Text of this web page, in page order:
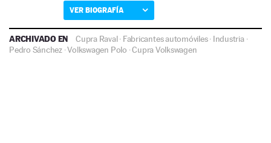
VER BIOGRAFÍA
ARCHIVADO EN Cupra Raval· Fabricantes automóviles· Industria·
Pedro Sánchez ·Volkswagen Polo ·CupraVolkswagen